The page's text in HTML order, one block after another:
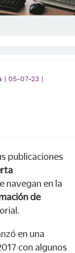
| 05-07-23 |
publicaciones
navegan en la
de
en una
con algunos